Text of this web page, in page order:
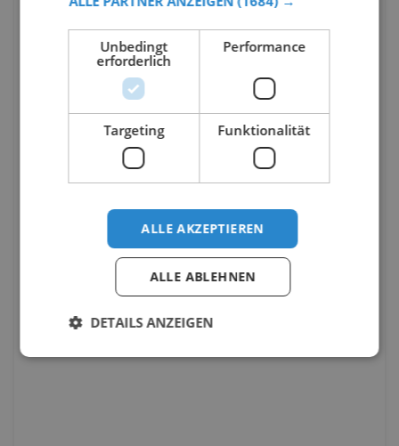
Unbedingt
erforderlich
Performance
Targeting Funktionalität
ALLE AKZEPTIEREN
ALLE ABLEHNEN
DETAILS ANZEIGEN